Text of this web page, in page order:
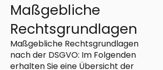
Maßgebliche
Rechtsgrundlagen
Maßgebliche Rechtsgrundlagen
nach der DSGVO: Im Folgenden
erhalten Sie eine Übersicht der